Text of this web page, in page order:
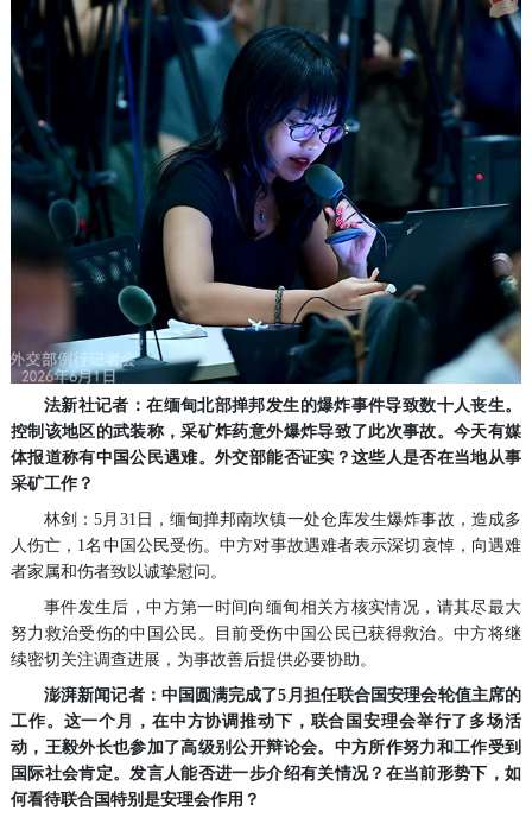
法新社记者：在缅甸北部掸邦发生的爆炸事件导致数十人丧生。
控制该地区的武装称，采矿炸药意外爆炸导致了此次事故。今天有媒
体报道称有中国公民遇难。外交部能否证实？这些人是否在当地从事
采矿工作？
林剑：5月31日，缅甸掸邦南坎镇一处仓库发生爆炸事故，造成多
人伤亡，1名中国公民受伤。中方对事故遇难者表示深切哀悼，向遇难
者家属和伤者致以诚挚慰问。
事件发生后，中方第一时间向缅甸相关方核实情况，请其尽最大
努力救治受伤的中国公民。目前受伤中国公民已获得救治。中方将继
续密切关注调查进展，为事故善后提供必要协助。
澎湃新闻记者：中国圆满完成了5月担任联合国安理会轮值主席的
工作。这一个月，在中方协调推动下，联合国安理会举行了多场活
动，王毅外长也参加了高级别公开辩论会。中方所作努力和工作受到
国际社会肯定。发言人能否进一步介绍有关情况？在当前形势下，如
何看待联合国特别是安理会作用？